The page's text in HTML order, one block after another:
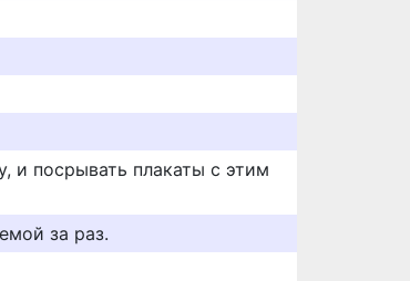
и посрывать плакаты с этим
за раз.